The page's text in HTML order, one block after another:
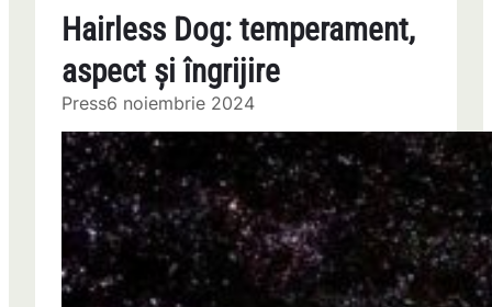
Hairless Dog: temperament,
aspect și îngrijire
Press6 noiembrie 2024